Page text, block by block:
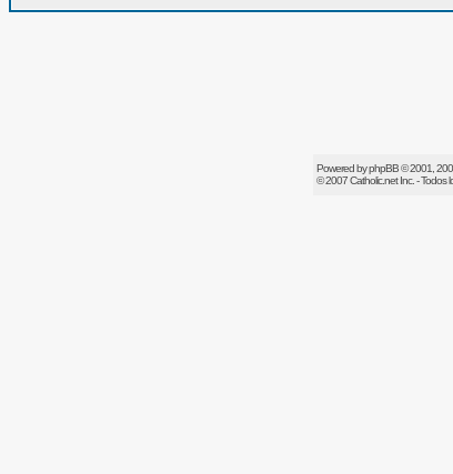
Powered byphpBB© 2001,
© 2007Catholic.netInc. - Todos